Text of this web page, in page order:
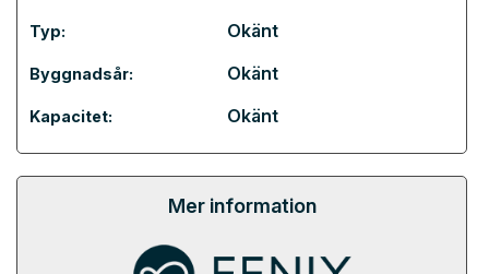
Typ: Okänt
Byggnadsår: Okänt
Kapacitet: Okänt
Mer information